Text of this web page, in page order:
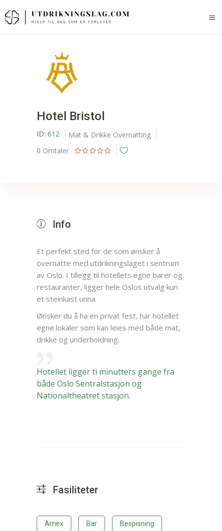
Hotel Bristol
ID: 612 Mat & Drikke Overnatting
0 Omtaler
Info
Et perfekt sted for de som ønsker å
overnatte med utdrikningslaget i sentrum
av Oslo. I tillegg til hotellets egne barer og
restauranter, ligger hele Oslos utvalg kun
et steinkast unna.
Ønsker du å ha en privat fest, har hotellet
egne lokaler som kan leies med både mat,
drikke og underholdning.
Hotellet ligger ti minutters gange fra
både Oslo Sentralstasjon og
Nationaltheatret stasjon.
Fasiliteter
Amex Bar Bespisning